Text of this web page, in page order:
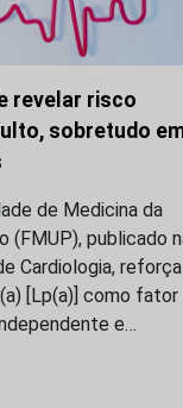
revelar risco
sobretudo
de Medicina da
(FMUP), publicado
Cardiologia,
[Lp(a)] como fator
e…